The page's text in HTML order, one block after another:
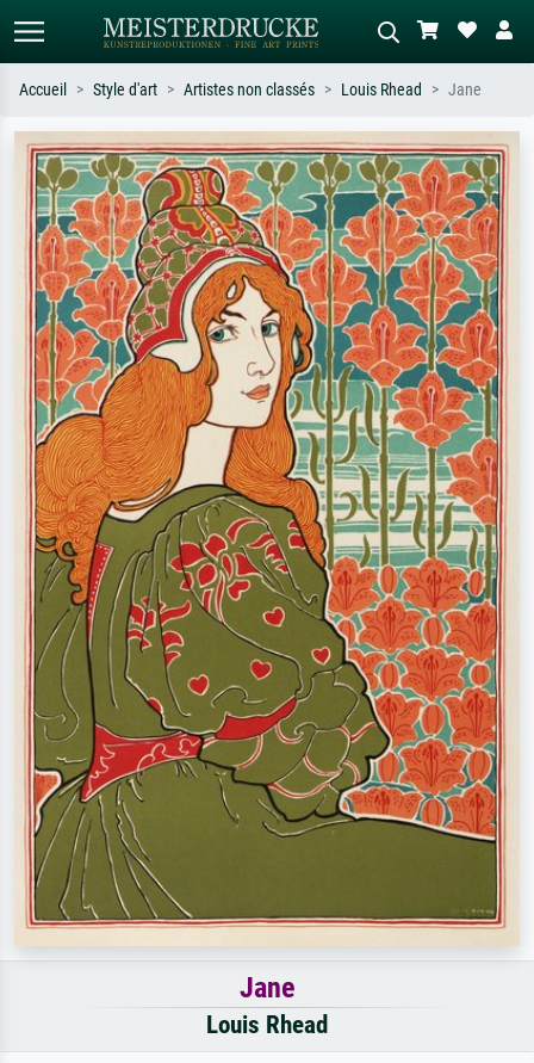
Recherche standard Recherche d'images IA
Recherchez par artiste, titre ou style –
ex. Monet, Nuit étoilée,
impressionnisme, vague de Hokusai,
nu.
Décrivez la scène – ex. prairie verte,
abstrait avec beaucoup de rouge,
tableau sombre, nu debout près d'un
arbre.
Accueil Style d'art Artistes non classés Louis Rhead Jane
Jane
Louis Rhead